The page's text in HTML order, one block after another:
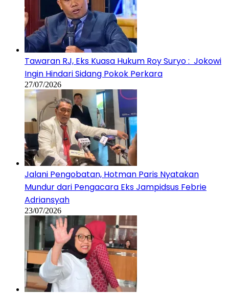
Tawaran RJ, Eks Kuasa Hukum Roy Suryo : Jokowi
Ingin Hindari Sidang Pokok Perkara
27/07/2026
Jalani Pengobatan, Hotman Paris Nyatakan
Mundur dari Pengacara Eks Jampidsus Febrie
Adriansyah
23/07/2026